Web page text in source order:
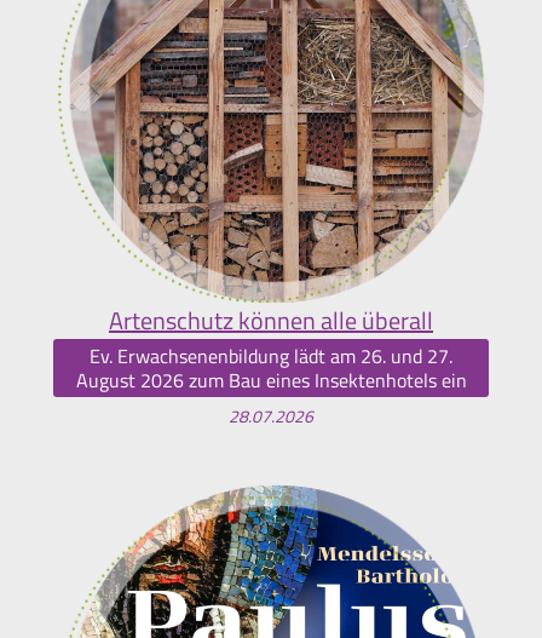
Artenschutz können alle überall
Ev. Erwachsenenbildung lädt am 26. und 27.
August 2026 zum Bau eines Insektenhotels ein
28.07.2026